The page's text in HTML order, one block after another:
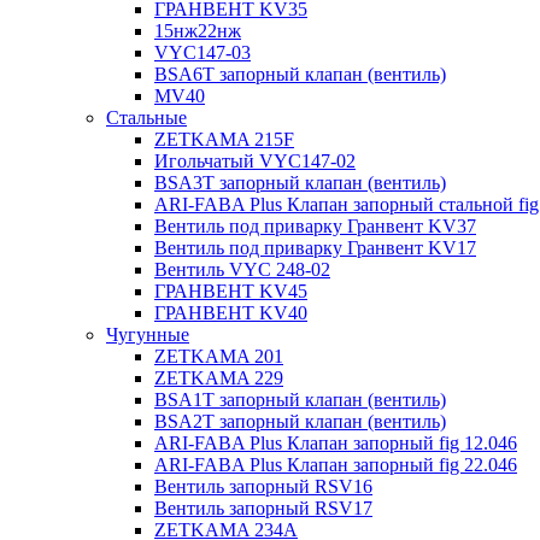
ГРАНВЕНТ KV35
15нж22нж
VYC147-03
BSA6T запорный клапан (вентиль)
MV40
Стальные
ZETKAMA 215F
Игольчатый VYC147-02
BSA3T запорный клапан (вентиль)
ARI-FABA Plus Клапан запорный стальной
Вентиль под приварку Гранвент KV37
Вентиль под приварку Гранвент KV17
Вентиль VYC 248-02
ГРАНВЕНТ KV45
ГРАНВЕНТ KV40
Чугунные
ZETKAMA 201
ZETKAMA 229
BSA1T запорный клапан (вентиль)
BSA2T запорный клапан (вентиль)
ARI-FABA Plus Клапан запорный fig 12.046
ARI-FABA Plus Клапан запорный fig 22.046
Вентиль запорный RSV16
Вентиль запорный RSV17
ZETKAMA 234A